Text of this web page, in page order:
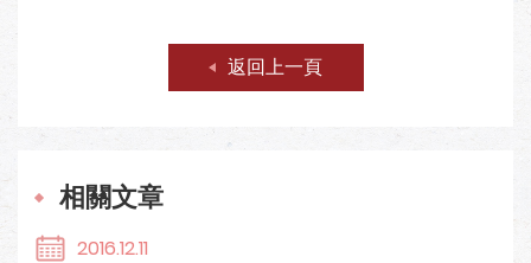
返回上一頁
相關文章
2016.12.11